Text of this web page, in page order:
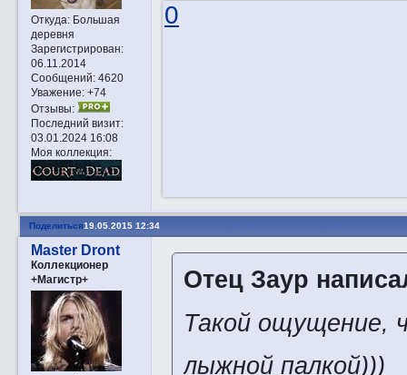
Откуда:Большая
деревня
Зарегистрирован:
06.11.2014
Сообщений:4620
Уважение: +74
Отзывы:
Последний визит:
03.01.2024 16:08
Моя коллекция:
0
Поделиться19.05.2015 12:34
Master Dront
Коллекционер
+Магистр+
Отец Заур
Такой ощущение,
лыжной палкой)))